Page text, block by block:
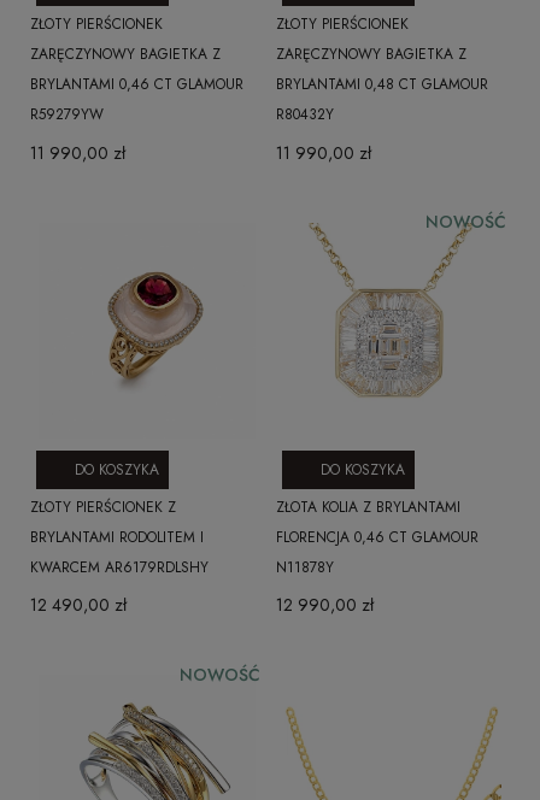
ZŁOTY PIERŚCIONEK
ZARĘCZYNOWY BAGIETKA Z
BRYLANTAMI 0,46 CT GLAMOUR
R59279YW
11 990,00 zł
ZŁOTY PIERŚCIONEK
ZARĘCZYNOWY BAGIETKA Z
BRYLANTAMI 0,48 CT GLAMOUR
R80432Y
11 990,00 zł
ZŁOTY PIERŚCIONEK Z
BRYLANTAMI RODOLITEM I
KWARCEM AR6179RDLSHY
12 490,00 zł
DO KOSZYKA
ZŁOTA KOLIA Z BRYLANTAMI
FLORENCJA 0,46 CT GLAMOUR
N11878Y
12 990,00 zł
DO KOSZYKA
NOWOŚĆ
NOWOŚĆ